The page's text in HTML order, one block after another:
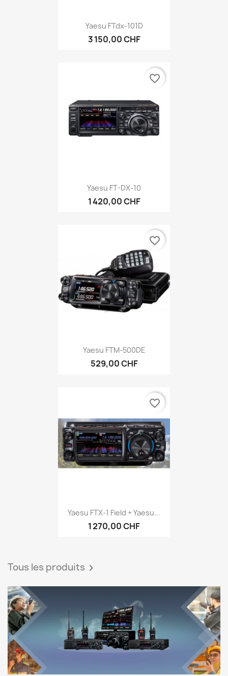
3 150,00 CHF
1 420,00 CHF
favorite_border
529,00 CHF
favorite_border
1 270,00 CHF
favorite_border
Tous les produits 